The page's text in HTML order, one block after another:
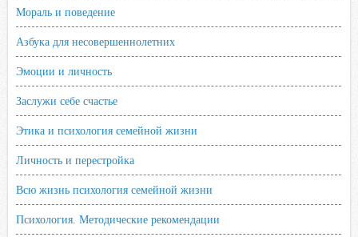
Мораль и поведение
Азбука для несовершеннолетних
Эмоции и личность
Заслужи себе счастье
Этика и психология семейной жизни
Личность и перестройка
Всю жизнь психология семейной жизни
Психология. Методические рекомендации